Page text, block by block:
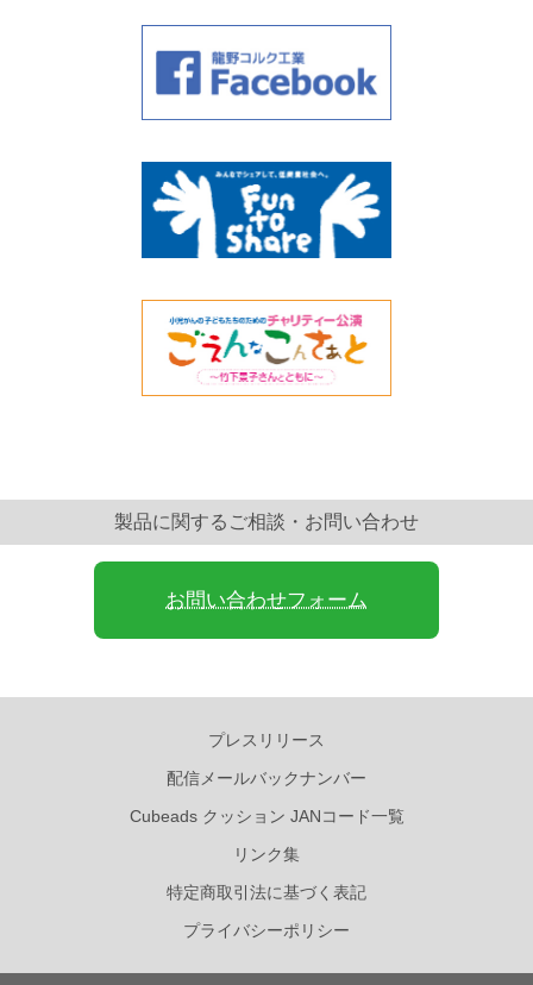
製品に関するご相談・お問い合わせ
お問い合わせフォーム
プレスリリース
配信メールバックナンバー
Cubeads クッション JANコード一覧
リンク集
特定商取引法に基づく表記
プライバシーポリシー